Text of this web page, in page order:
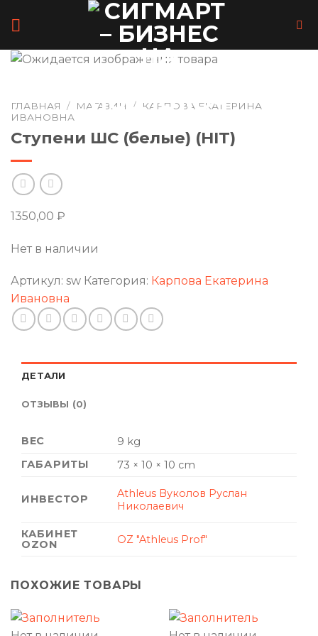
ГЛАВНАЯ / МАГАЗИН /
КАРПОВА ЕКАТЕРИНА
ИВАНОВНА
Ступени ШС (белые) (HIT)
1350,00 ₽
Нет в наличии
Артикул: sw Категория: Карпова Екатерина
Ивановна
ДЕТАЛИ
ОТЗЫВЫ (0)
ВЕС
9 kg
ГАБАРИТЫ
73 × 10 × 10 cm
ИНВЕСТОР
Athleus Вуколов Руслан
Николаевич
КАБИНЕТ
OZON
OZ "Athleus Prof"
ПОХОЖИЕ ТОВАРЫ